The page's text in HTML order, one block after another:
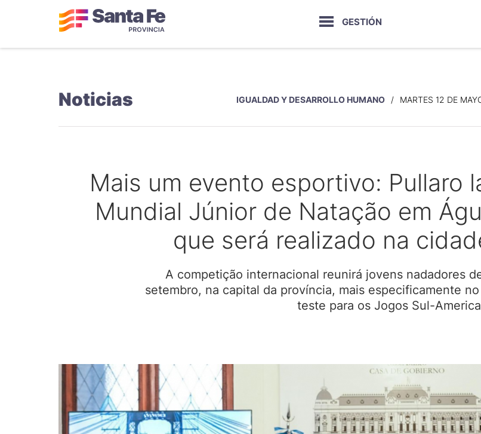
GESTIÓN
Noticias IGUALDAD Y DESARROLLO HUMANO MARTES 12 DE
Mais um evento esportivo: Pullaro
Mundial Júnior de Natação em
que será realizado na
A competição internacional reunirá jovens nadadores
setembro, na capital da província, mais especificamente
teste para os Jogos Sul-